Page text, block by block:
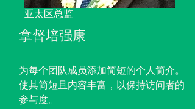
亚太区总监
拿督培强康
为每个团队成员添加简短的个人简介。
使其简短且内容丰富，以保持访问者的
参与度。